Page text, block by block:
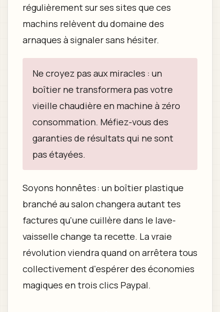
régulièrement sur ses sites que ces
machins relèvent du domaine des
arnaques à signaler sans hésiter.
Ne croyez pas aux miracles : un
boîtier ne transformera pas votre
vieille chaudière en machine à zéro
consommation. Méfiez-vous des
garanties de résultats qui ne sont
pas étayées.
Soyons honnêtes : un boîtier plastique
branché au salon changera autant tes
factures qu'une cuillère dans le lave-
vaisselle change ta recette. La vraie
révolution viendra quand on arrêtera tous
collectivement d'espérer des économies
magiques en trois clics Paypal.